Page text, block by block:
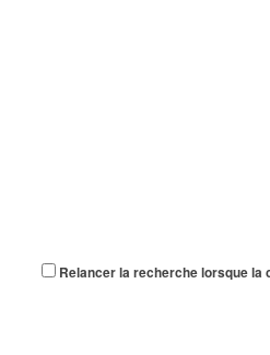
Relancer la recherche lorsque la